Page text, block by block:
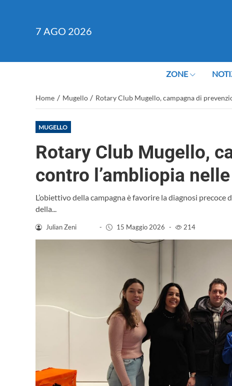
7 AGO 2026
ZONE
Home / Mugello / Rotary Club Mugello, campagna di
MUGELLO
Rotary Club Mugello,
contro l’ambliopia
L’obiettivo della campagna è favorire la diagnosi
della...
Julian Zeni - 15 Maggio 2026 - 214